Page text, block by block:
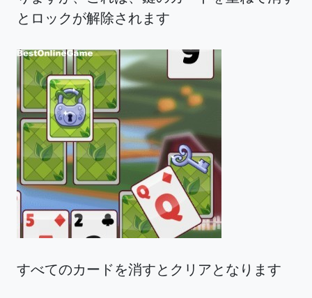
とロックが解除されます
すべてのカードを消すとクリアとなります